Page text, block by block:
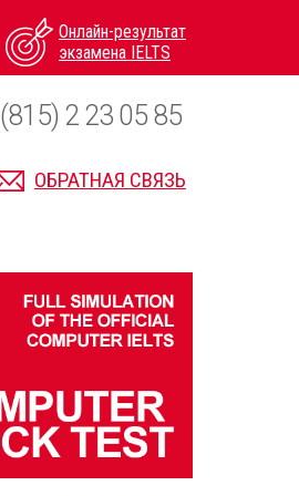
Онлайн-результат
экзамена IELTS
ОБРАТНАЯ СВЯЗЬ
(815) 2 23 05 85